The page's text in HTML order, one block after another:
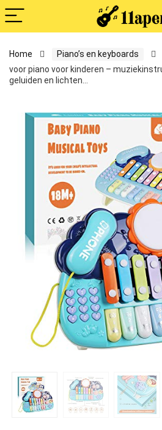
Home Piano’s en keyboards
voor piano voor kinderen –
geluiden en lichten…